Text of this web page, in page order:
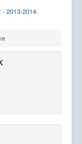
2013-2014.